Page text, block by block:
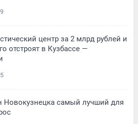
9
центр за 2 млрд рублей и
отстроят в Кузбассе —
5
Новокузнецка самый лучший для